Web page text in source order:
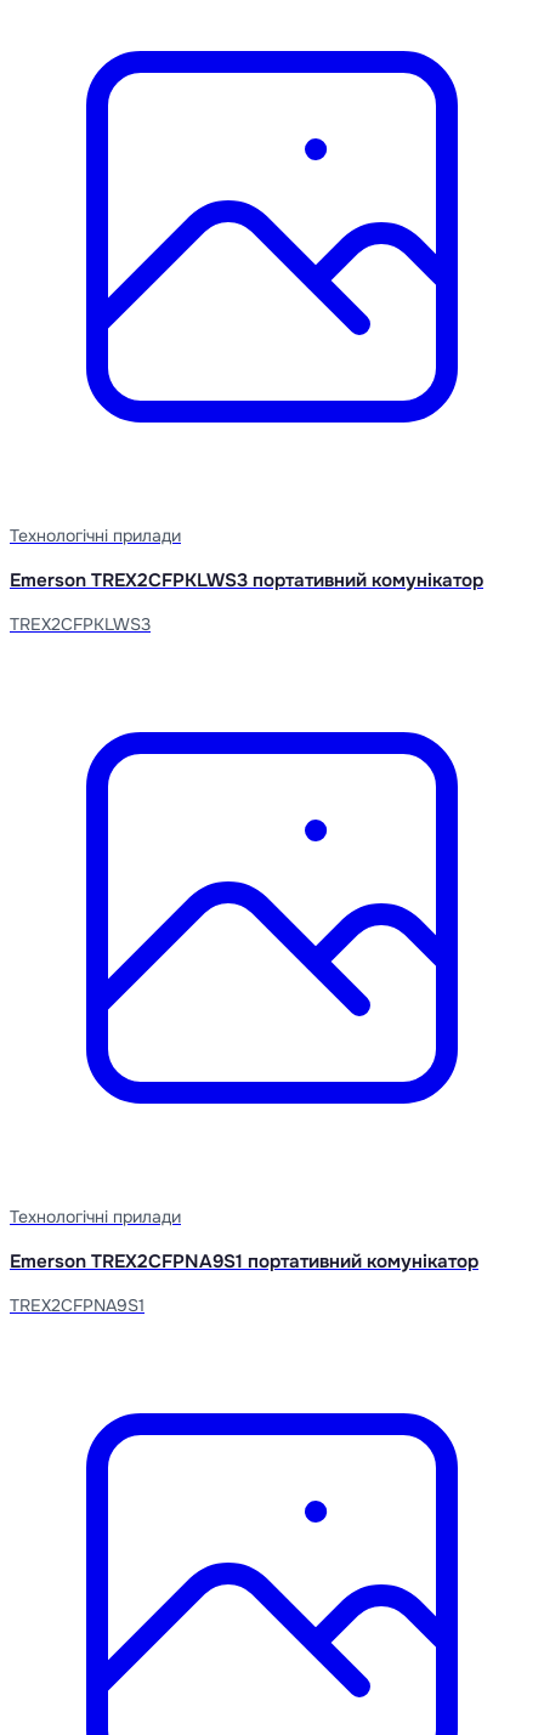
Технологічні прилади
Emerson TREX2CFPKLWS3 портативний комунікатор
TREX2CFPKLWS3
Технологічні прилади
Emerson TREX2CFPNA9S1 портативний комунікатор
TREX2CFPNA9S1